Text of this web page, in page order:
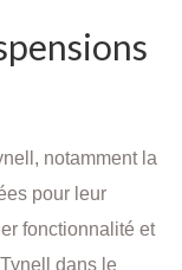
notamment la
pour leur
fonctionnalité et
dans le